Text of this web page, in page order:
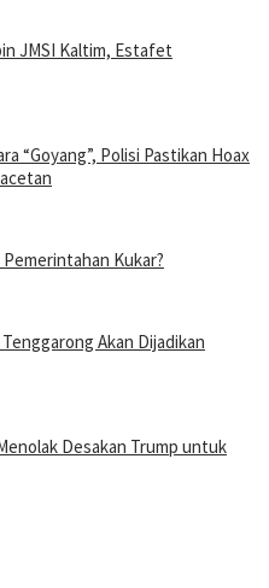
JMSI Kaltim, Estafet
“Goyang”, Polisi Pastikan Hoax
Kukar?
Akan Dijadikan
Desakan Trump untuk